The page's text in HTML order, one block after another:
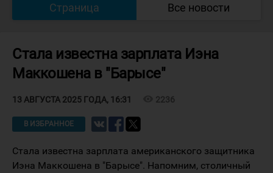
Страница Все новости
Стала известна зарплата Иэна
Маккошена в "Барысе"
13 АВГУСТА 2025 ГОДА, 16:31 2236
В ИЗБРАННОЕ
Стала известна зарплата американского защитника
Иэна Маккошена в "Барысе". Напомним, столичный